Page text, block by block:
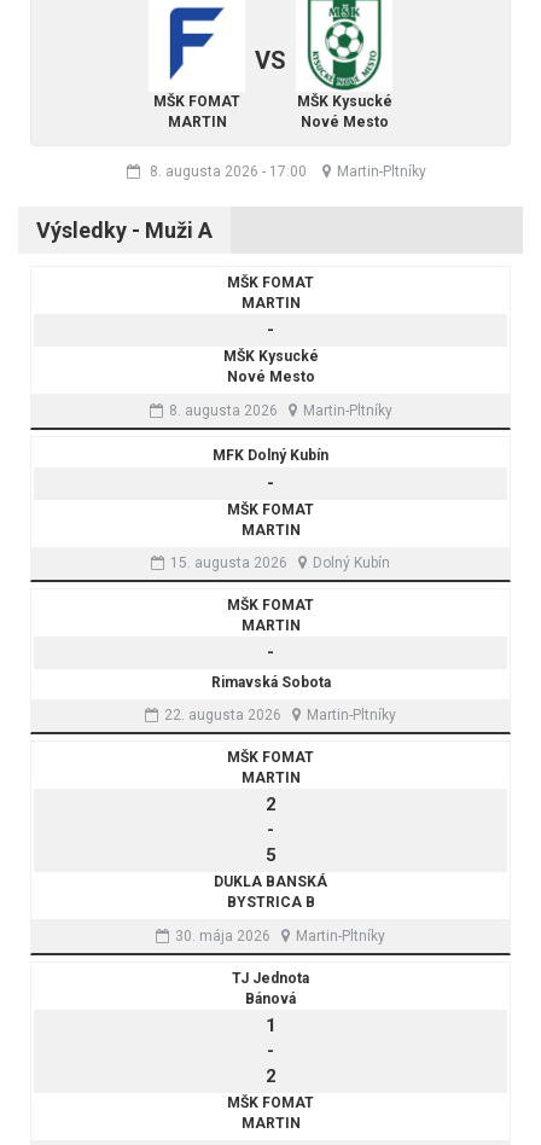
MŠK FOMAT
MARTIN
VS
MŠK Kysucké
Nové Mesto
8. augusta 2026 - 17:00 Martin-Pltníky
Výsledky - Muži A
MŠK FOMAT
MARTIN
-
MŠK Kysucké
Nové Mesto
8. augusta 2026
Martin-Pltníky
MFK Dolný Kubín
-
MŠK FOMAT
MARTIN
15. augusta 2026
Dolný Kubín
MŠK FOMAT
MARTIN
-
Rimavská Sobota
22. augusta 2026
Martin-Pltníky
MŠK FOMAT
MARTIN
2
-
5
DUKLA BANSKÁ
BYSTRICA B
30. mája 2026
Martin-Pltníky
TJ Jednota
Bánová
1
-
2
MŠK FOMAT
MARTIN